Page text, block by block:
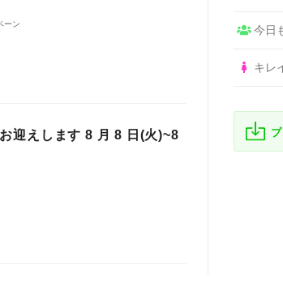
ーン
迎えします 8 月 8 日(火)~8
今日
キレ